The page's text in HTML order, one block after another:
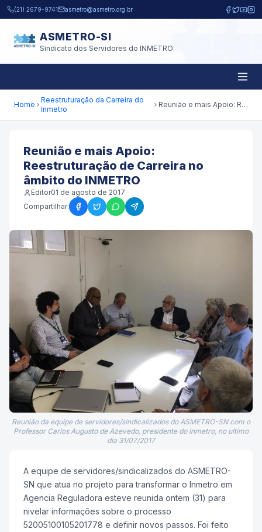
Pular para o conteúdo principal
(21) 2679-9741 asmetro@asmetro.org.br
ASMETRO-SI
Sindicato dos Servidores do INMETRO
Home
Reestruturação da Carreira do
Inmetro
Reunião e mais Apoio: Reestruturação de Carreira no âmbito do INMETRO
Reunião e mais Apoio:
Reestruturação de Carreira no
âmbito do INMETRO
Editor01 de agosto de 2017
Compartilhar:
Reunião da equipe de servidores/sindicalizados do ASMETRO-SN com o
Professor Carlos Augusto de Azevedo, presidente do Inmetro, no ultimo
dia 31/07/2017
A equipe de servidores/sindicalizados do ASMETRO-
SN que atua no projeto para transformar o Inmetro em
Agencia Reguladora esteve reunida ontem (31) para
nivelar informações sobre o processo
52005100105201778 e definir novos passos. Foi feito